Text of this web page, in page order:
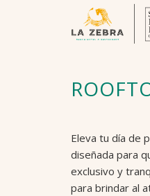
Eleva tu día de
diseñada para
exclusivo y
para brindar al